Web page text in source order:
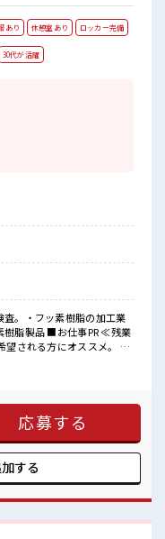
あり 休憩室あり ロッカー完備
30代が活躍
！
、
ましょう！
査。・フッ素樹脂の加工業
事PR ≪残業
される方にオススメ。 残
週休二日制≫ 週末は家族
は不安だけど、 しっかり
スキルUP・ステップUP
プを目指せる≫ 高時給だ
ちゃう！ 持ち物が多いあな
場♪ 残業多め！ 稼ぎたい方
応募する
する